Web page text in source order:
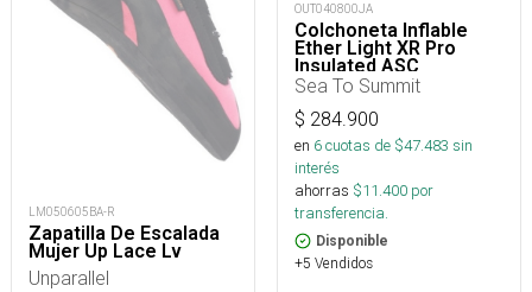
LM050605BA-R
Zapatilla De Escalada
Mujer Up Lace Lv
Unparallel
OUT040800JA
Colchoneta Inflable
Ether Light XR Pro
Insulated ASC
Rect.Reg.Wide
Sea To Summit
$ 284.900
en 6cuotas de $47.483 sin
interés
ahorras $11.400 por
transferencia.
Disponible
+5 Vendidos